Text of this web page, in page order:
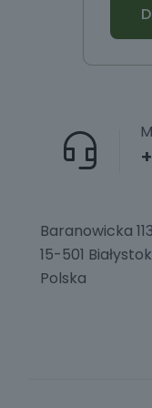
Baranowicka
15-501 Białystok
Polska